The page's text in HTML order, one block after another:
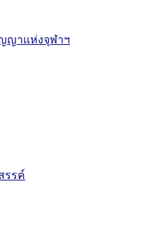
ญาแห่งจุฬาฯ
รรค์